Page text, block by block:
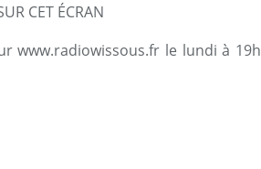
CET ÉCRAN
www.radiowissous.fr le lundi à 19h